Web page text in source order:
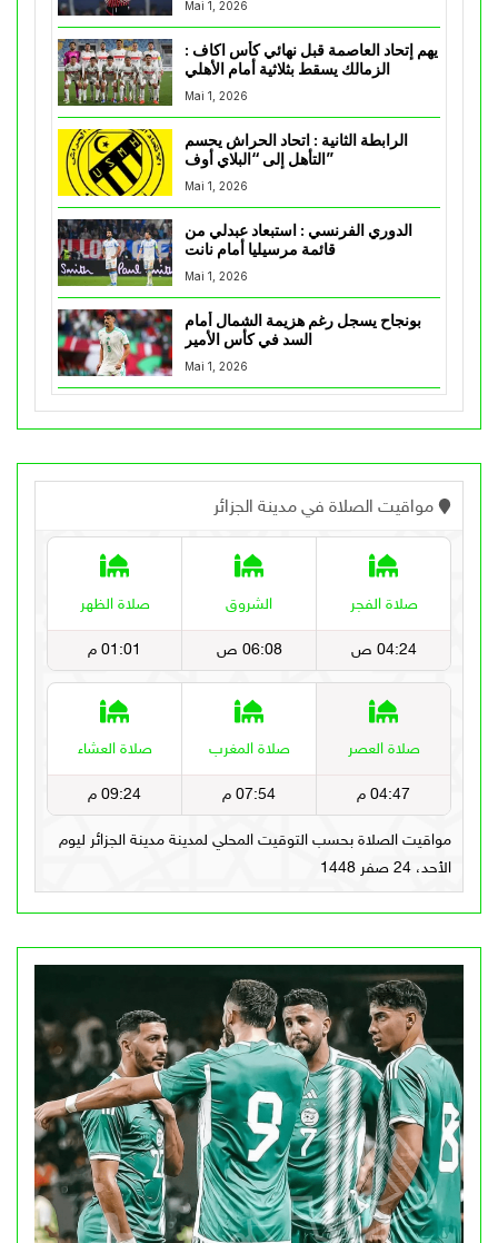
Mai 1, 2026
يهم إتحاد العاصمة قبل نهائي كأس اكاف :
Mai 1, 2026
الرابطة الثانية : اتحاد الحراش يحسم
التأهل إلى “البلاي أوف”
Mai 1, 2026
الدوري الفرنسي : استبعاد عبدلي من
قائمة مرسيليا أمام نانت
Mai 1, 2026
بونجاح يسجل رغم هزيمة الشمال أمام
السد في كأس الأمير
Mai 1, 2026